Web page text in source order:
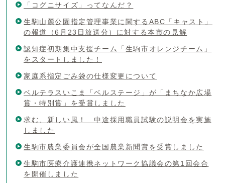
「コグニサイズ」ってなんだ？
生駒山麓公園指定管理事業に関するABC「キャスト」
の報道（6月23日放送分）に対する本市の見解
認知症初期集中支援チーム「生駒市オレンジチーム」
をスタートしました！
家庭系指定ごみ袋の仕様変更について
ベルテラスいこま「ベルステージ」が「まちなか広場
賞・特別賞」を受賞しました
求む、新しい風！ 中途採用職員試験の説明会を実施
しました
生駒市農業委員会が全国農業新聞賞を受賞しました
生駒市医療介護連携ネットワーク協議会の第1回会合
を開催しました